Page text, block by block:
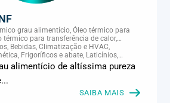
grau alimentício, Óleo térmico para
térmico para transferência de calor,
Bebidas, Climatização e HVAC,
Frigoríficos e abate, Laticínios,
e refrigeração comercial
alimentício de altíssima pureza
SAIBA MAIS